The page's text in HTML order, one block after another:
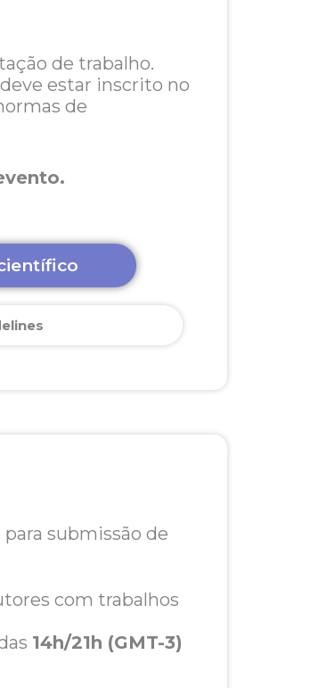
de trabalho.
estar inscrito no
de
para submissão de
com trabalhos
14h/21h (GMT-3)